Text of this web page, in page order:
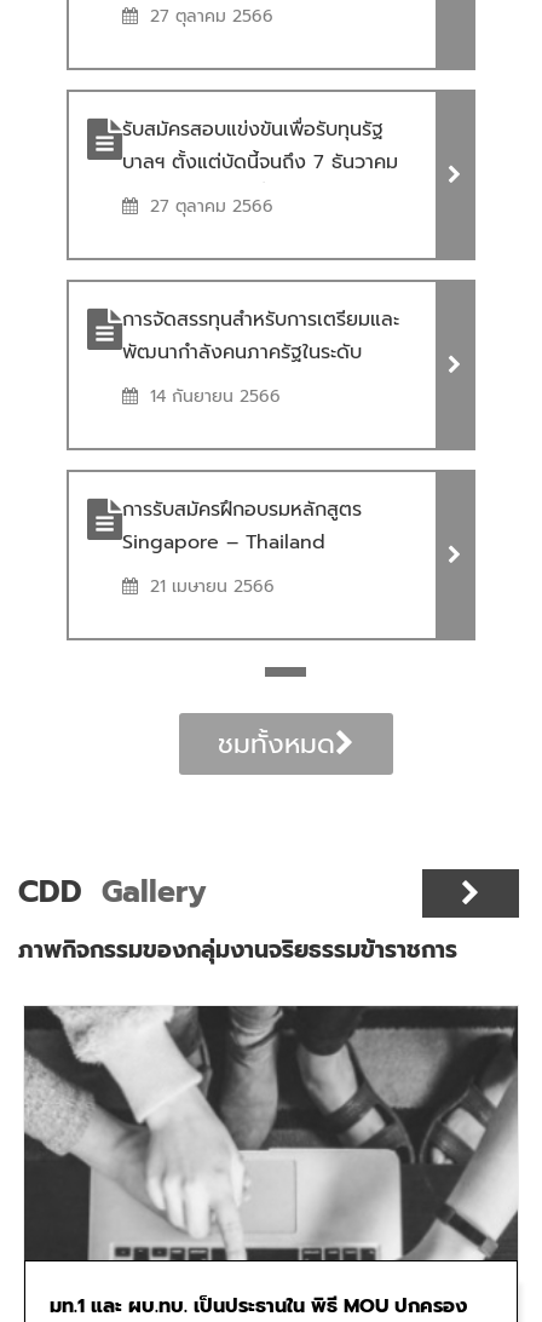
27 ตุลาคม 2566
รับสมัครสอบแข่งขันเพื่อรับทุนรัฐ
บาลฯ ตั้งแต่บัดนี้จนถึง 7 ธันวาคม
2566 (ทุนบุคคลทั่วไประดับปริญญา)
27 ตุลาคม 2566
การจัดสรรทุนสำหรับการเตรียมและ
พัฒนากำลังคนภาครัฐในระดับ
ยุทธศาสตร์ (Strategy-based)
จัดสรรทุนสำหรับการเตรียมและ
ยุทธศาสตร์ (Strategy-based)
ประจำปีงบประมาณ พ.ศ. 2566
14 กันยายน 2566
การรับสมัครฝึกอบรมหลักสูตร
Singapore – Thailand
Leadership Development การ
Singapore – Thailand
Leadership Development
21 เมษายน 2566
ชมทั้งหมด
CDD Gallery
ภาพกิจกรรมของกลุ่มงานจริยธรรมข้าราชการ
มท.1 และ ผบ.ทบ. เป็นประธานใน พิธี MOU ปกครอง